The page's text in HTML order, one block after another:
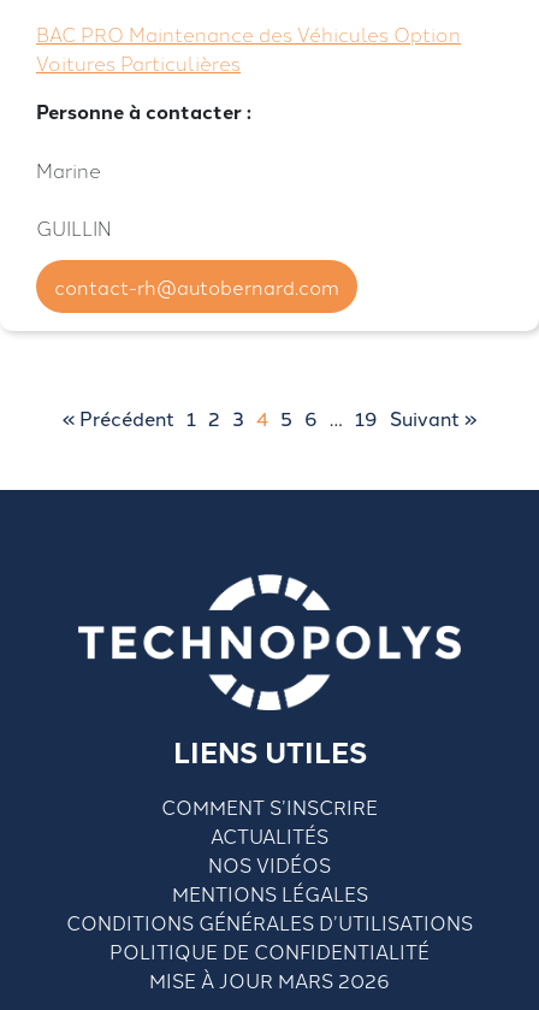
BAC PRO Maintenance des Véhicules Option
Voitures Particulières
Personne à contacter :
Marine
GUILLIN
contact-rh@autobernard.com
« Précédent 1 2 3 4 5 6 … 19 Suivant »
LIENS UTILES
COMMENT S’INSCRIRE
ACTUALITÉS
NOS VIDÉOS
MENTIONS LÉGALES
CONDITIONS GÉNÉRALES D’UTILISATIONS
POLITIQUE DE CONFIDENTIALITÉ
MISE À JOUR MARS 2026